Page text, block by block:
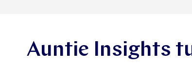
Auntie Insights